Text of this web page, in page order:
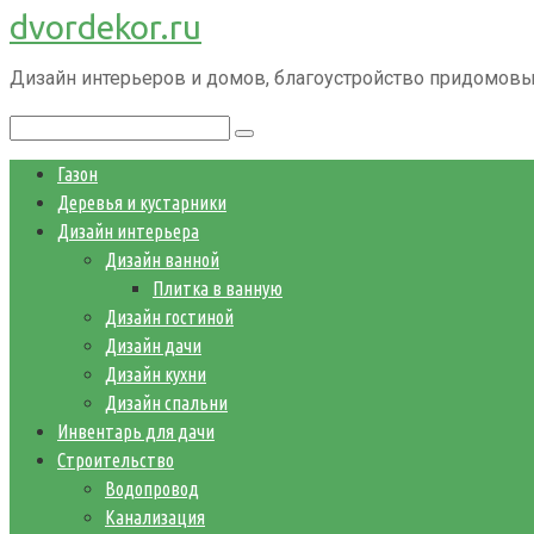
Перейти
к
контенту
dvordekor.ru
Дизайн интерьеров и домов, благоустройство
Газон
Деревья и кустарники
Дизайн интерьера
Дизайн ванной
Плитка в ванную
Дизайн гостиной
Дизайн дачи
Дизайн кухни
Дизайн спальни
Инвентарь для дачи
Строительство
Водопровод
Канализация